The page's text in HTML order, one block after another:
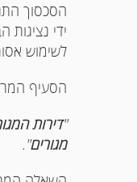
הסכסוך
ידי
לשימוש
הסעיף
"דירות
מגורים".